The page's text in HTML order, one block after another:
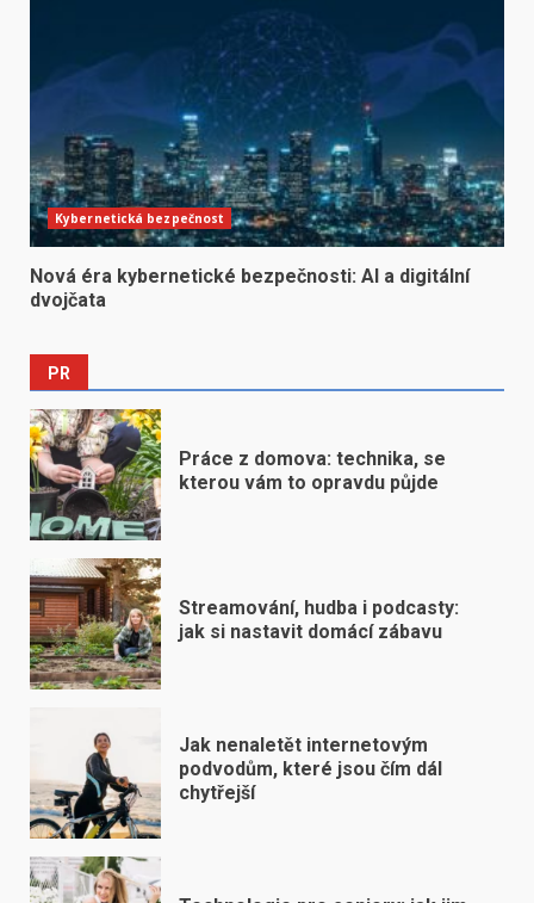
Kybernetická bezpečnost
Nová éra kybernetické bezpečnosti: AI a digitální
dvojčata
PR
Práce z domova: technika, se
kterou vám to opravdu půjde
Streamování, hudba i podcasty:
jak si nastavit domácí zábavu
Jak nenaletět internetovým
podvodům, které jsou čím dál
chytřejší